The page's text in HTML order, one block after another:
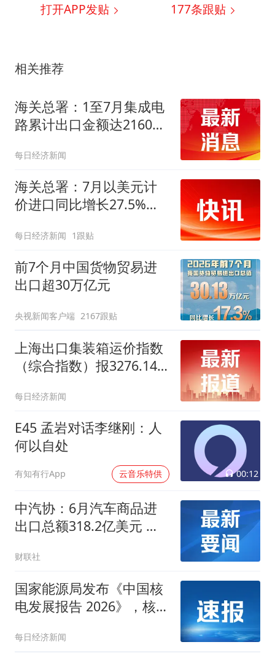
打开APP发贴 177条跟贴
相关推荐
海关总署：1至7月集成电
路累计出口金额达2160亿
每日经济新闻
海关总署：7月以美元计
价进口同比增长27.5%，
每日经济新闻 1跟贴
前7个月中国货物贸易进
出口超30万亿元
央视新闻客户端 2167跟贴
上海出口集装箱运价指数
（综合指数）报3276.14
每日经济新闻
E45 孟岩对话李继刚：人
何以自处
有知有行App 云音乐特供 00:12
中汽协：6月汽车商品进
出口总额318.2亿美元 同
财联社
国家能源局发布《中国核
电发展报告 2026》，核电
球第一
每日经济新闻